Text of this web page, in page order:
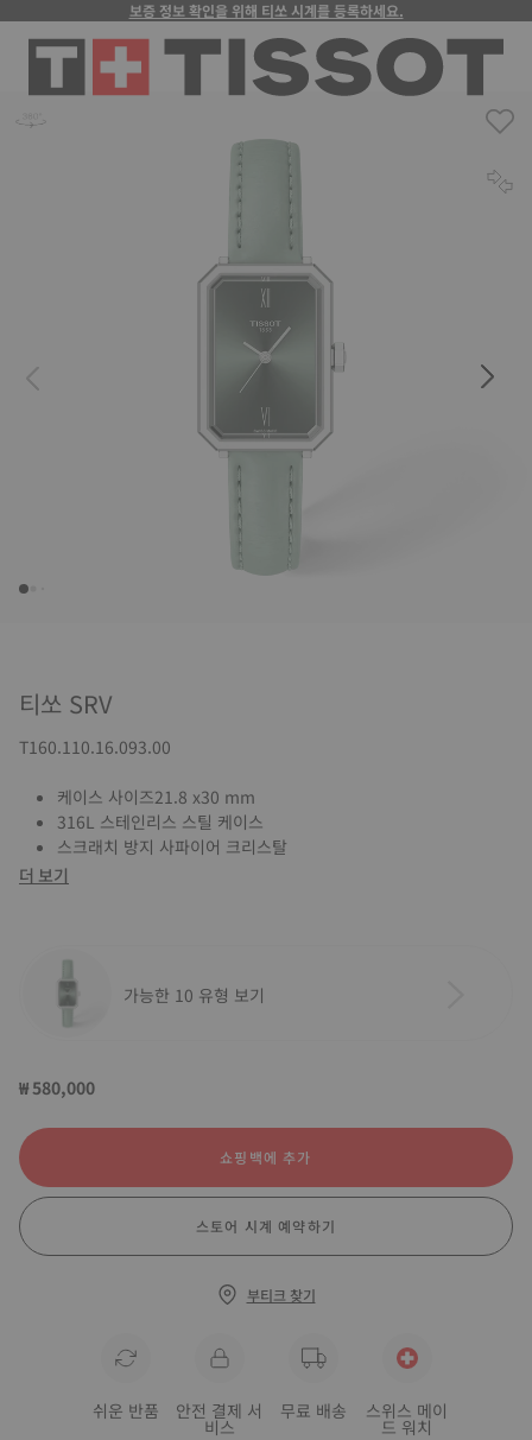
보증 정보 확인을 위해 티쏘 시계를 등록하세요.
티쏘 SRV
T160.110.16.093.00
케이스 사이즈21.8 x30 mm
316L 스테인리스 스틸 케이스
스크래치 방지 사파이어 크리스탈
더 보기
가능한 10 유형 보기
₩ 580,000
쇼핑백에 추가
스토어 시계 예약하기
부티크 찾기
쉬운 반품 안전 결제 서
비스
무료 배송 스위스 메이
드 워치